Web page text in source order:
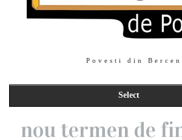
Povesti din
Select
nou termen de